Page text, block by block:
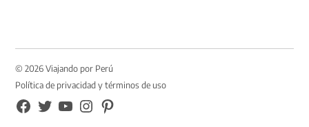
© 2026 Viajando por Perú
Política de privacidad y términos de uso
FB
TW YouTubeInstagramPinterest